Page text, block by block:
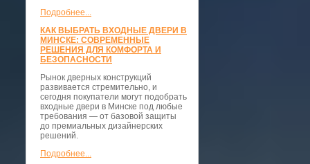
Подробнее...
КАК ВЫБРАТЬ ВХОДНЫЕ ДВЕРИ В
МИНСКЕ: СОВРЕМЕННЫЕ
РЕШЕНИЯ ДЛЯ КОМФОРТА И
БЕЗОПАСНОСТИ
Рынок дверных конструкций
развивается стремительно, и
сегодня покупатели могут подобрать
входные двери в Минске под любые
требования — от базовой защиты
до премиальных дизайнерских
решений.
Подробнее...